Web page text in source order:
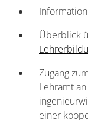
Überblick
Zugang
Lehramt
einer